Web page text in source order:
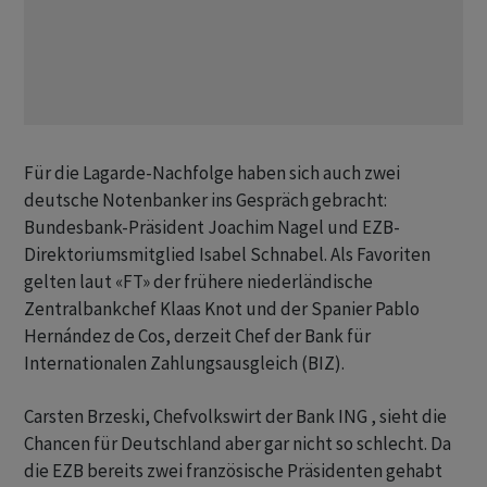
Für die Lagarde-Nachfolge haben sich auch zwei
deutsche Notenbanker ins Gespräch gebracht:
Bundesbank-Präsident Joachim Nagel und EZB-
Direktoriumsmitglied Isabel Schnabel. Als Favoriten
gelten laut «FT» der frühere niederländische
Zentralbankchef Klaas Knot und der Spanier Pablo
Hernández de Cos, derzeit Chef der Bank für
Internationalen Zahlungsausgleich (BIZ).
Carsten Brzeski, Chefvolkswirt der Bank ING , sieht die
Chancen für Deutschland aber gar nicht so schlecht. Da
die EZB bereits zwei französische Präsidenten gehabt